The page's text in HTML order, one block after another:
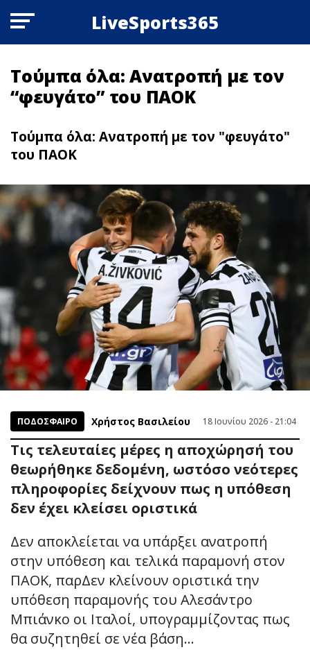
LiveSports365
Τούμπα όλα: Ανατροπή με τον
“φευγάτο” του ΠΑΟΚ
Τούμπα όλα: Ανατροπή με τον "φευγάτο"
του ΠΑΟΚ
ΠΟΔΟΣΦΑΙΡΟ Χρήστος Βασιλείου 18 Ιουνίου 2026 - 21:04
Τις τελευταίες μέρες η αποχώρησή του
θεωρήθηκε δεδομένη, ωστόσο νεότερες
πληροφορίες δείχνουν πως η υπόθεση
δεν έχει κλείσει οριστικά
Δεν αποκλείεται να υπάρξει ανατροπή
στην υπόθεση και τελικά παραμονή στον
ΠΑΟΚ, παρΔεν κλείνουν οριστικά την
υπόθεση παραμονής του Αλεσάντρο
Μπιάνκο οι Ιταλοί, υπογραμμίζοντας πως
θα συζητηθεί σε νέα βάση…